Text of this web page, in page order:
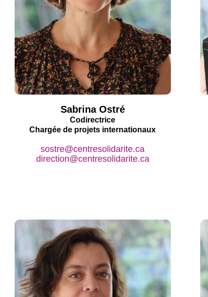
Sabrina Ostré
Codirectrice
Chargée de projets internationaux
sostre@centresolidarite.ca
direction@centresolidarite.ca